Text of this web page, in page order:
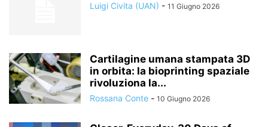
Luigi Civita (UAN) - 11 Giugno 2026
Cartilagine umana stampata 3D
in orbita: la bioprinting spaziale
rivoluziona la...
Rossana Conte - 10 Giugno 2026